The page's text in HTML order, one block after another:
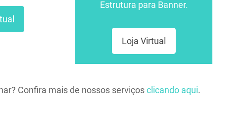
Estrutura para Banner.
Loja Virtual
Confira mais de nossos serviçosclicando aqui.